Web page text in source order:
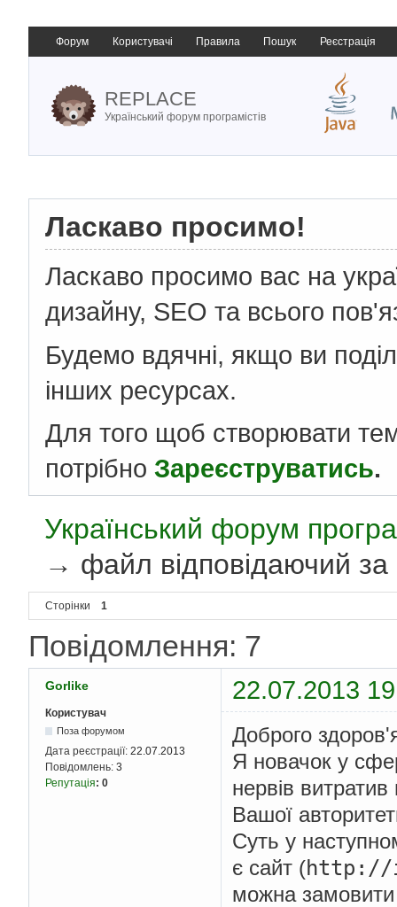
Форум Користувачі Правила Пошук Реєстрація
REPLACE
Український форум програмістів
Ласкаво просимо!
Ласкаво просимо вас на
дизайну, SEO та всього
Будемо вдячні, якщо ви
інших ресурсах.
Для того щоб створювати
потрібно Зареєструватись.
Український форум
→ файл відповідаючий
Сторінки 1
Повідомлення: 7
Gorlike 22.07.2013
Користувач
Поза форумом
Дата реєстрації: 22.07.2013
Повідомлень: 3
Репутація: 0
Доброго
Я новачок у
нервів
Вашої
Суть у
є сайт (http: //
можна замовити